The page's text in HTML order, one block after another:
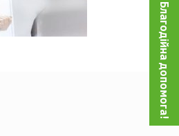
Благодійна допомога!